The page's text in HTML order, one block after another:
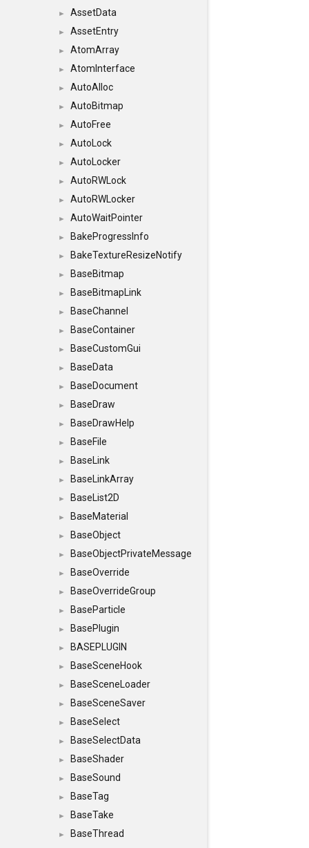
► AssetData
► AssetEntry
► AtomArray
► AtomInterface
► AutoAlloc
► AutoBitmap
► AutoFree
► AutoLock
► AutoLocker
► AutoRWLock
► AutoRWLocker
► AutoWaitPointer
► BakeProgressInfo
► BakeTextureResizeNotify
► BaseBitmap
► BaseBitmapLink
► BaseChannel
► BaseContainer
► BaseCustomGui
► BaseData
► BaseDocument
► BaseDraw
► BaseDrawHelp
► BaseFile
► BaseLink
► BaseLinkArray
► BaseList2D
► BaseMaterial
► BaseObject
► BaseObjectPrivateMessage
► BaseOverride
► BaseOverrideGroup
► BaseParticle
► BasePlugin
► BASEPLUGIN
► BaseSceneHook
► BaseSceneLoader
► BaseSceneSaver
► BaseSelect
► BaseSelectData
► BaseShader
► BaseSound
► BaseTag
► BaseTake
►
BaseThread